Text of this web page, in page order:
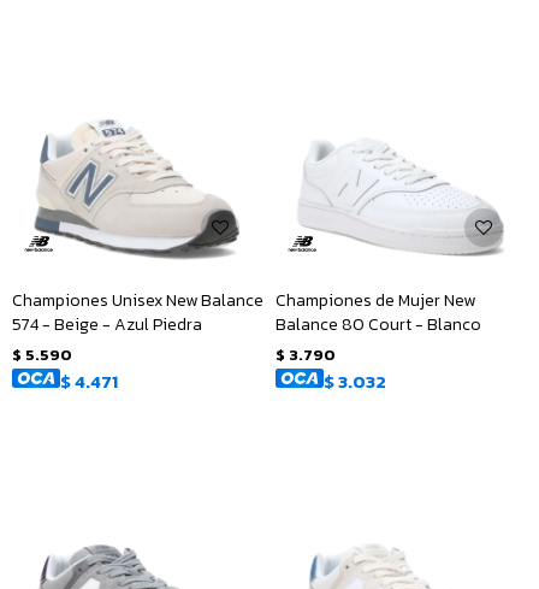
Championes Unisex New Balance
574 - Beige - Azul Piedra
$ 5.590
$4.471
Championes de Mujer New
Balance 80 Court - Blanco
$ 3.790
$3.032